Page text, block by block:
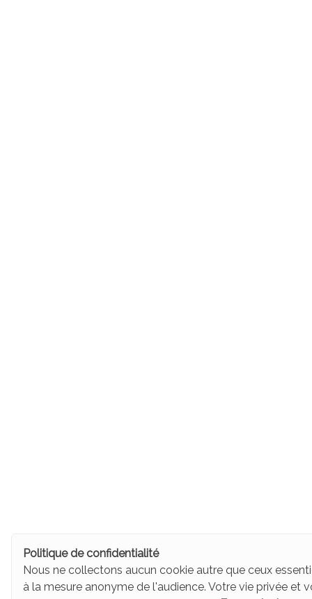
Politique de confidentialité
Nous ne collectons aucun cookie autre que ceux
à la mesure anonyme de l'audience. Votre vie privée et